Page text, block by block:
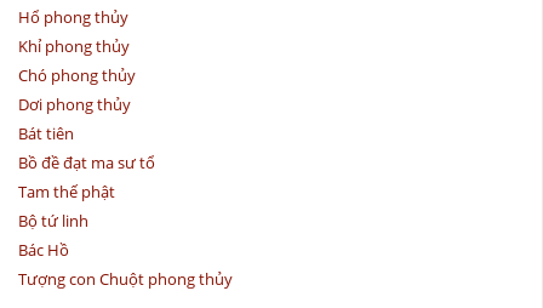
Hổ phong thủy
Khỉ phong thủy
Chó phong thủy
Dơi phong thủy
Bát tiên
Bồ đề đạt ma sư tổ
Tam thế phật
Bộ tứ linh
Bác Hồ
Tượng con Chuột phong thủy